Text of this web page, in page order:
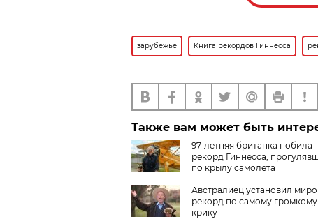
зарубежье Книга рекордов Гиннесса
Также вам может быть
97-летняя британка побила
рекорд Гиннесса,
по крылу самолета
Австралиец установил
рекорд по самому громкому
крику